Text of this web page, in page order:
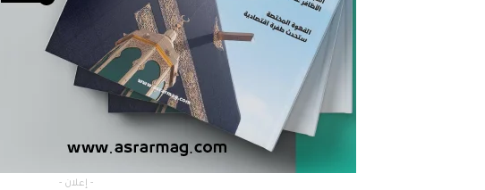
- إعلان -